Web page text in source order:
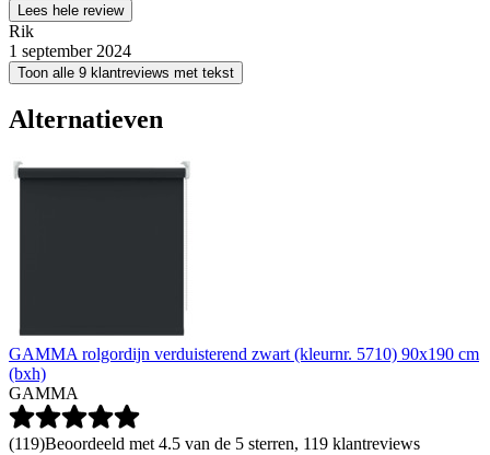
Lees hele review
Rik
1 september 2024
Toon alle 9 klantreviews met tekst
Alternatieven
GAMMA rolgordijn verduisterend zwart (kleurnr. 5710) 90x190 cm
(bxh)
GAMMA
(119)Beoordeeld met 4.5 van de 5 sterren, 119 klantreviews